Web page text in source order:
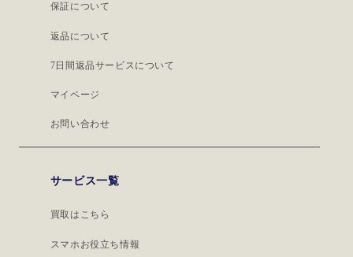
保証について
返品について
7日間返品サービスについて
マイページ
お問い合わせ
サービス一覧
買取はこちら
スマホお役立ち情報